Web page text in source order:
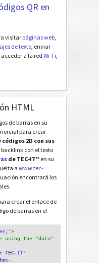
QR en
visitar páginas web
de texto , enviar
, acceder a la red Wi-Fi
HTML
de barras en su
para crear
2D con sus
con el texto
de TEC-IT" en su
awww.tec-
encontrará los
crear el enlace de
de barras en el
>
using the "data"
TEC-IT'